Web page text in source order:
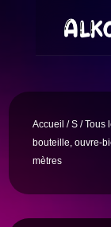
Accueil /S /Tous
bouteille, ouvre-
mètres